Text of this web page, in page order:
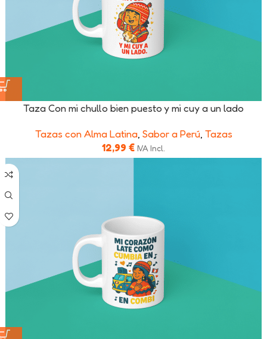
Taza Con mi chullo bien puesto y mi cuy a un lado
Tazas con Alma Latina, Sabor a Perú, Tazas
12,99 € IVA Incl.